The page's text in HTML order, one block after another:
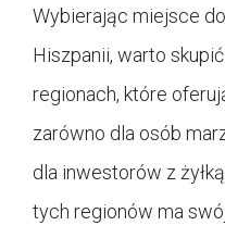
Wybierając miejsce
Hiszpanii, warto
regionach, które
zarówno dla osób
dla inwestorów z
tych regionów ma